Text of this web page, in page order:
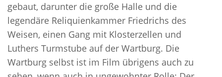
gebaut, darunter die große Halle und die
legendäre Reliquienkammer Friedrichs des
Weisen, einen Gang mit Klosterzellen und
Luthers Turmstube auf der Wartburg. Die
Wartburg selbst ist im Film übrigens auch zu